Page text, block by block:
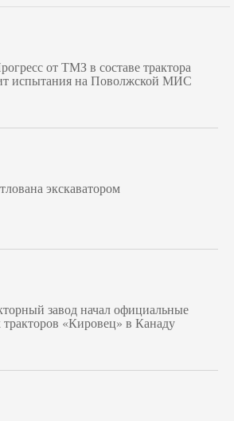
от ТМЗ в составе трактора
испытания на Поволжской МИС
экскаватором
завод начал официальные
«Кировец» в Канаду